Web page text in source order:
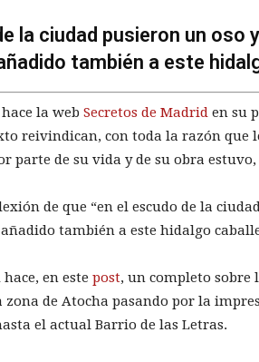
la ciudad pusieron un oso
también a este
la web Secretos de Madrid en su
reivindican, con toda la razón que
parte de su vida y de su obra
de que “en el escudo de la
también a este hidalgo
en este post, un completo sobre
zona de Atocha pasando por la
el actual Barrio de las Letras.